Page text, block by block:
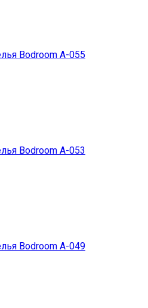
Bodroom A-055
Bodroom A-053
Bodroom A-049